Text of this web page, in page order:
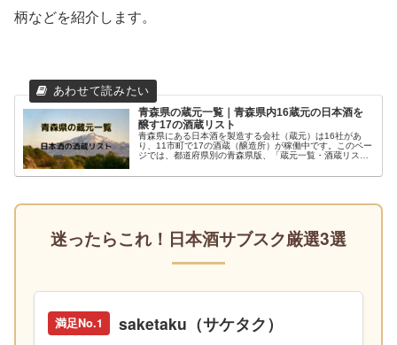
柄などを紹介します。
青森県の蔵元一覧｜青森県内16蔵元の日本酒を
醸す17の酒蔵リスト
青森県にある日本酒を製造する会社（蔵元）は16社があ
り、11市町で17の酒蔵（醸造所）が稼働中です。このペー
ジでは、都道府県別の青森県版、「蔵元一覧・酒蔵リス
可不可と直売所の有無も掲載、旅行や酒蔵巡りのお役に立
迷ったらこれ！日本酒サブスク厳選3選
満足No.1 saketaku（サケタク）